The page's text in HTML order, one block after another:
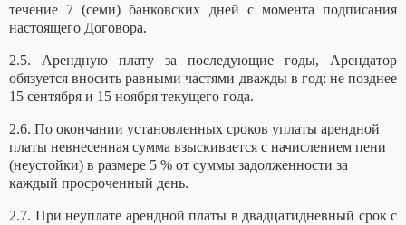
течение 7 (семи) банковских дней с момента подписания
настоящего Договора.
2.5. Арендную плату за последующие годы, Арендатор
обязуется вносить равными частями дважды в год: не позднее
15 сентября и 15 ноября текущего года.
2.6. По окончании установленных сроков уплаты арендной
платы невнесенная сумма взыскивается с начислением пени
(неустойки) в размере 5 % от суммы задолженности за
каждый просроченный день.
2.7. При неуплате арендной платы в двадцатидневный срок с